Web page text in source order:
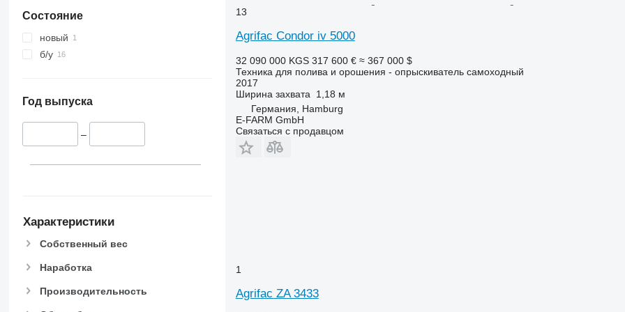
Состояние
новый
б/у
Год выпуска
–
Характеристики
Собственный вес
Наработка
Производительность
13
Agrifac Condor iv 5000
32 090 000 KGS 317 600 € ≈ 367 000 $
Техника для полива и орошения - опрыскиватель самоходный
2017
Ширина захвата
1,18 м
Германия, Hamburg
E-FARM GmbH
Связаться с продавцом
1
Agrifac ZA 3433